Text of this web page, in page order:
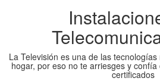
La Televisión es una de las
hogar, por eso no te arriesges y
certificados